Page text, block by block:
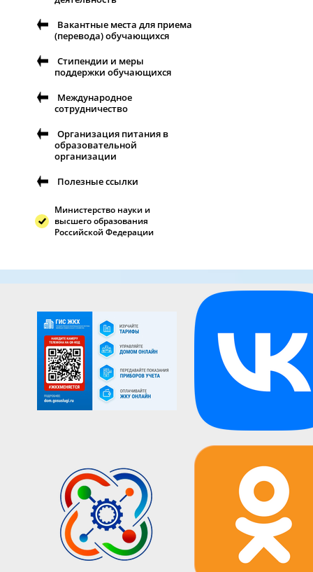
Вакантные места для приема
(перевода) обучающихся
Стипендии и меры
поддержки обучающихся
Международное
сотрудничество
Организация питания в
образовательной
организации
Полезные ссылки
Министерство науки и
высшего образования
Российской Федерации